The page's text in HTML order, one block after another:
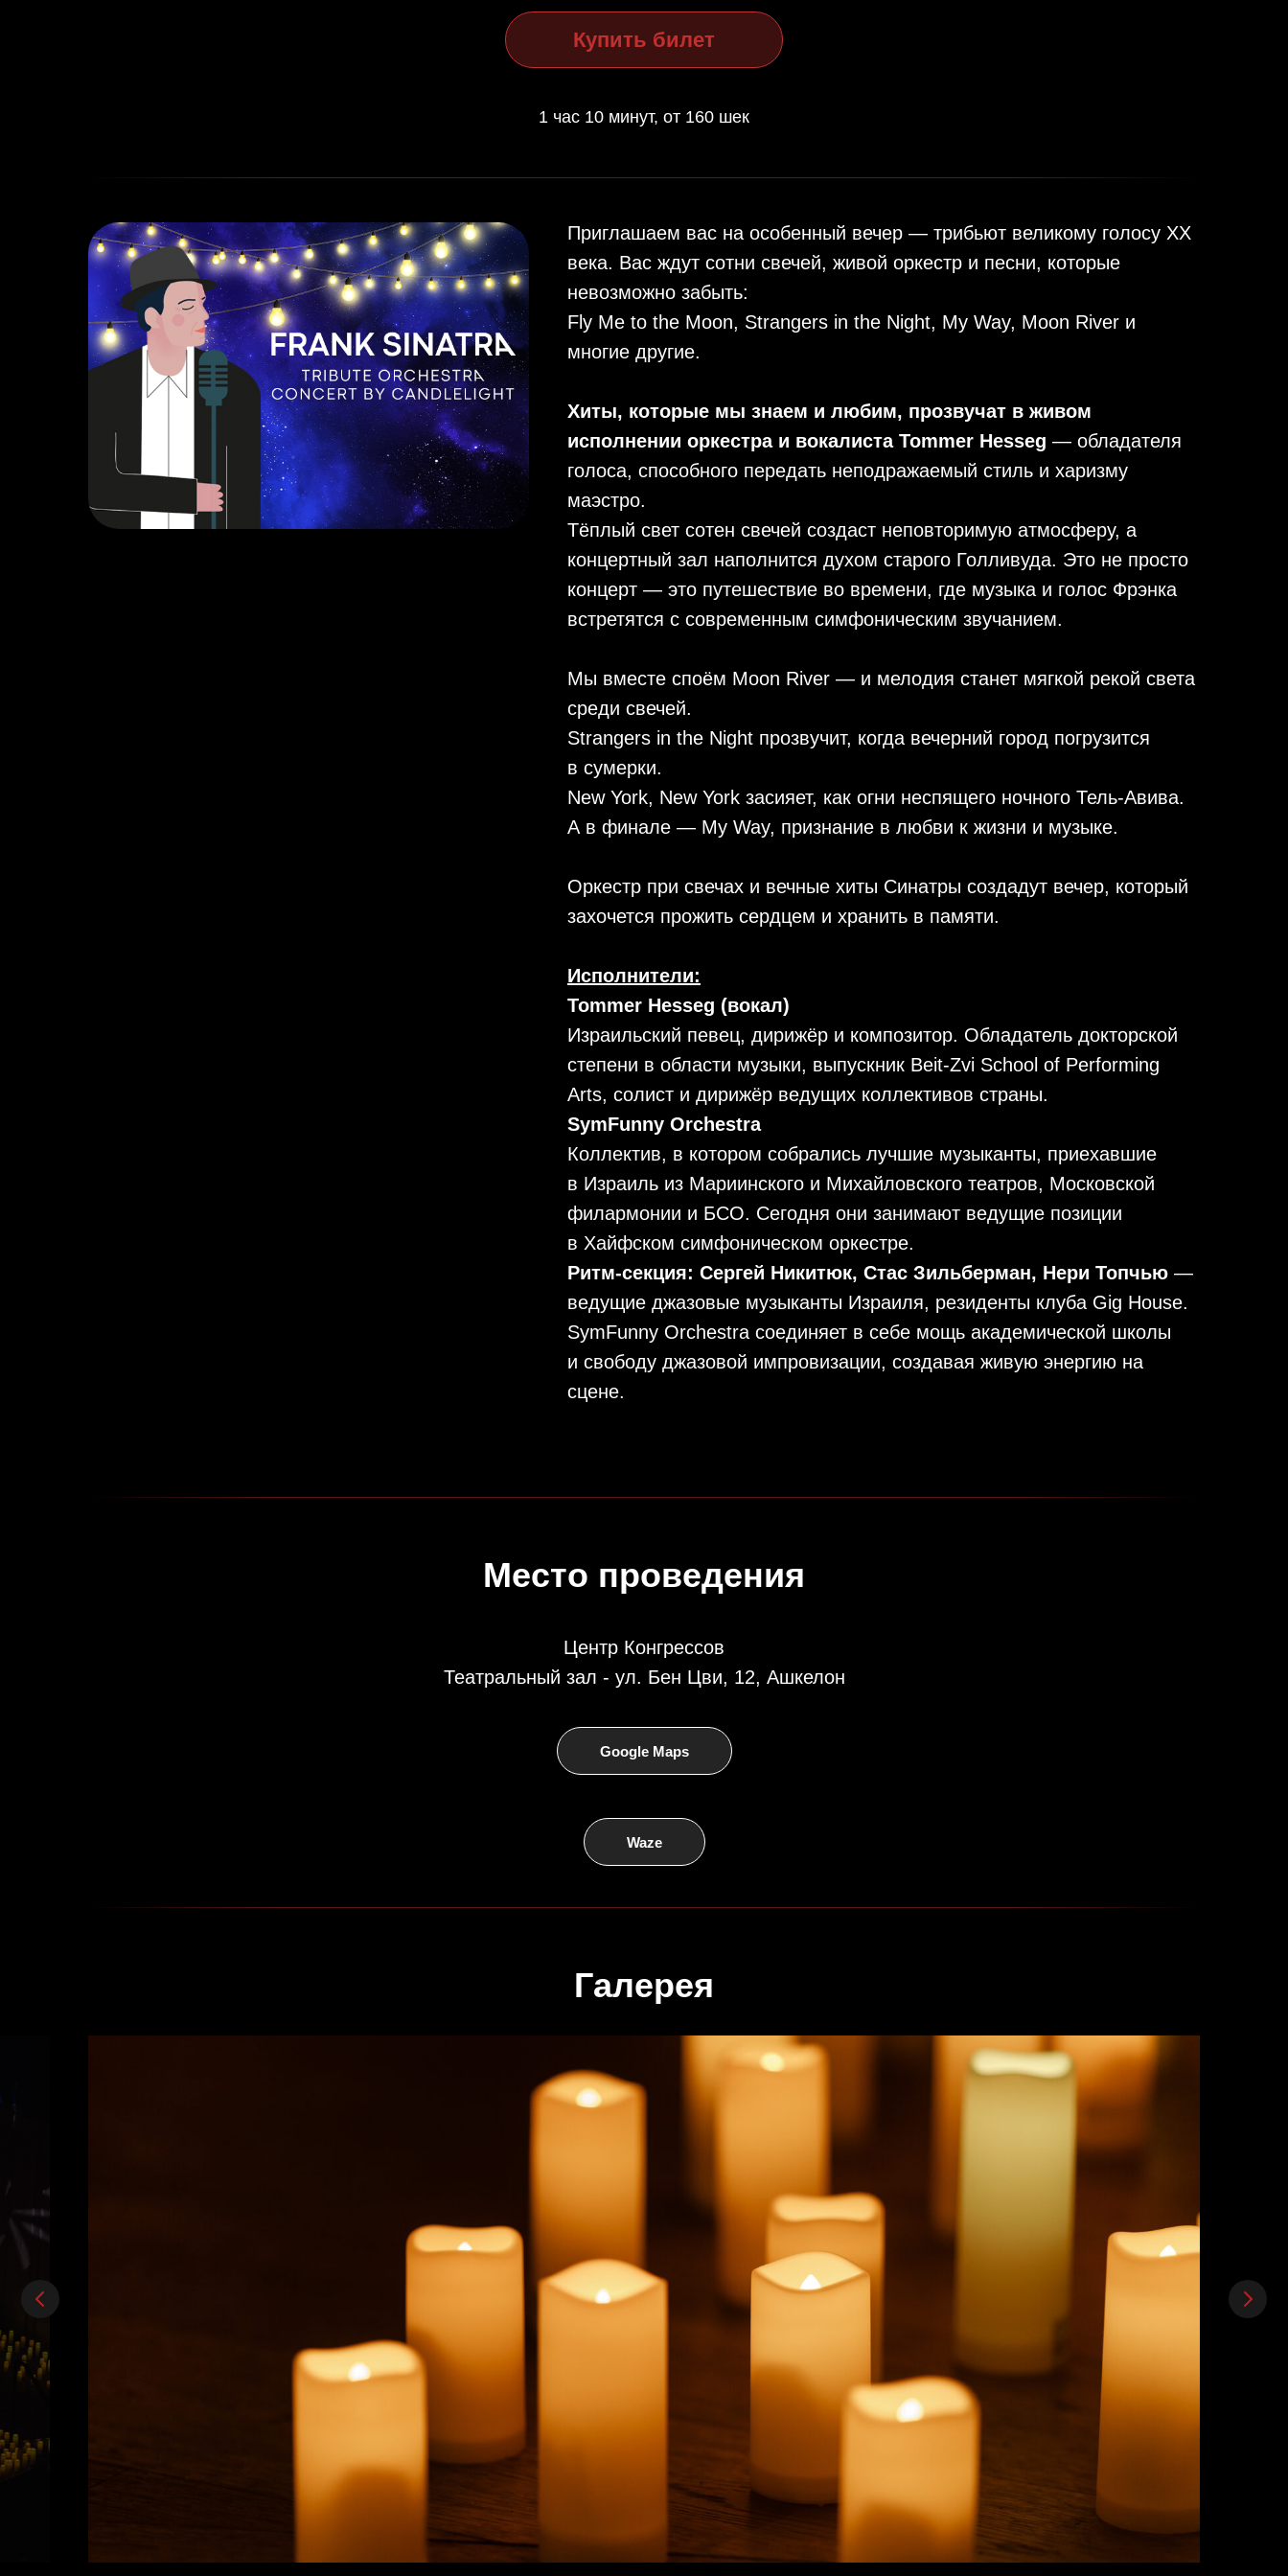
Купить билет
1 час 10 минут, от 160 шек
Приглашаем вас на особенный вечер — трибьют великому голосу ХХ
века. Вас ждут сотни свечей, живой оркестр и песни, которые
невозможно забыть:
Fly Me to the Moon, Strangers in the Night, My Way, Moon River и
многие другие.
Хиты, которые мы знаем и любим, прозвучат в живом
исполнении оркестра и вокалиста Tommer Hesseg — обладателя
голоса, способного передать неподражаемый стиль и харизму
маэстро.
Тёплый свет сотен свечей создаст неповторимую атмосферу, а
концертный зал наполнится духом старого Голливуда. Это не просто
концерт — это путешествие во времени, где музыка и голос Фрэнка
встретятся с современным симфоническим звучанием.
Мы вместе споём Moon River — и мелодия станет мягкой рекой света
среди свечей.
Strangers in the Night прозвучит, когда вечерний город погрузится
в сумерки.
New York, New York засияет, как огни неспящего ночного Тель-Авива.
А в финале — My Way, признание в любви к жизни и музыке.
Оркестр при свечах и вечные хиты Синатры создадут вечер, который
захочется прожить сердцем и хранить в памяти.
Исполнители:
Tommer Hesseg (вокал)
Израильский певец, дирижёр и композитор. Обладатель докторской
степени в области музыки, выпускник Beit-Zvi School of Performing
Arts, солист и дирижёр ведущих коллективов страны.
SymFunny Orchestra
Коллектив, в котором собрались лучшие музыканты, приехавшие
в Израиль из Мариинского и Михайловского театров, Московской
филармонии и БСО. Сегодня они занимают ведущие позиции
в Хайфском симфоническом оркестре.
Ритм-секция: Сергей Никитюк, Стас Зильберман, Нери Топчью —
ведущие джазовые музыканты Израиля, резиденты клуба Gig House.
SymFunny Orchestra соединяет в себе мощь академической школы
и свободу джазовой импровизации, создавая живую энергию на
сцене.
Место проведения
Центр Конгрессов
Театральный зал - ул. Бен Цви, 12, Ашкелон
Google Maps
Waze
Галерея